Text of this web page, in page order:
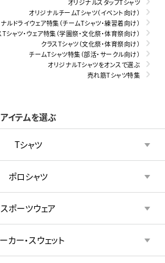
オリジナルスタッフTシャツ
オリジナルチームTシャツ（イベント向け）
ルドライウェア特集（チームTシャツ・練習着向け）
シャツ・ウェア特集（学園祭・文化祭・体育祭向け）
クラスTシャツ（文化祭・体育祭向け）
チームTシャツ特集（部活・サークル向け）
オリジナルTシャツをオンスで選ぶ
売れ筋Tシャツ特集
アイテムを選ぶ
Tシャツ
ポロシャツ
スポーツウェア
カー・スウェット